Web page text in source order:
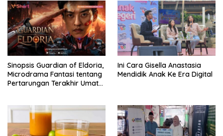
Dua
Sinopsis Guardian of Eldoria,
Microdrama Fantasi tentang
Pertarungan Terakhir Umat
Ini Cara Gisella Anastasia
Mendidik Anak Ke Era Digital